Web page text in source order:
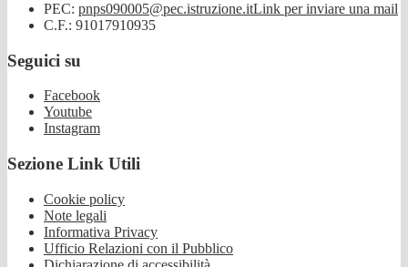
PEC: pnps090005@pec.istruzione.itLink per inviare una mail
C.F.: 91017910935
Seguici su
Facebook
Youtube
Instagram
Sezione Link Utili
Cookie policy
Note legali
Informativa Privacy
Ufficio Relazioni con il Pubblico